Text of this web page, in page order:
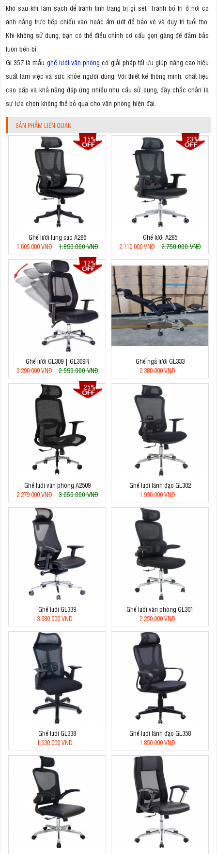
khô sau khi làm sạch để tránh tình trạng bị gỉ sét. Tránh bố trí ở nơi có
ánh nắng trực tiếp chiếu vào hoặc ẩm ướt để bảo vệ và duy trì tuổi thọ.
Khi không sử dụng, bạn có thể điều chỉnh cơ cấu gọn gàng để đảm bảo
luôn bền bỉ.
GL357 là mẫu ghế lưới văn phòng có giải pháp tối ưu giúp nâng cao hiệu
suất làm việc và sức khỏe người dùng. Với thiết kế thông minh, chất liệu
cao cấp và khả năng đáp ứng nhiều nhu cầu sử dụng, đây chắc chắn là
sự lựa chọn không thể bỏ qua cho văn phòng hiện đại.
SẢN PHẨM LIÊN QUAN
15%
Ghế lưới lưng cao A286
1.605.000 VNĐ
1.890.000 VNĐ
23%
Ghế lưới A285
2.110.000 VNĐ
2.750.000 VNĐ
12%
Ghế lưới GL309 | GL309R
2.290.000 VNĐ
2.590.000 VNĐ
Ghế ngả lưới GL333
2.380.000 VNĐ
25%
Ghế lưới văn phòng A2509
2.279.000 VNĐ
3.050.000 VNĐ
Ghế lưới lãnh đạo GL302
1.930.000 VNĐ
Ghế lưới GL339
3.680.000 VNĐ
Ghế lưới văn phòng GL301
2.250.000 VNĐ
Ghế lưới GL338
1.630.000 VNĐ
Ghế lưới lãnh đạo GL358
1.850.000 VNĐ